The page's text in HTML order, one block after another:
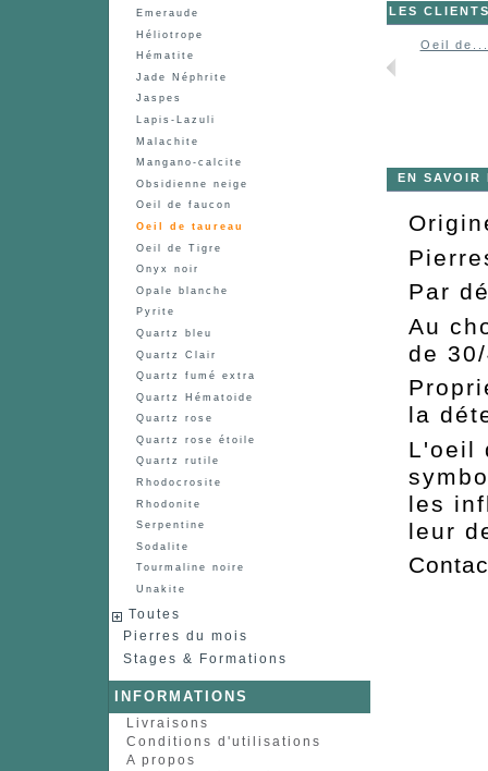
Emeraude
Héliotrope
Hématite
Jade Néphrite
Jaspes
Lapis-Lazuli
Malachite
Mangano-calcite
Obsidienne neige
Oeil de faucon
Oeil de taureau
Oeil de Tigre
Onyx noir
Opale blanche
Pyrite
Quartz bleu
Quartz Clair
Quartz fumé extra
Quartz Hématoide
Quartz rose
Quartz rose étoile
Quartz rutile
Rhodocrosite
Rhodonite
Serpentine
Sodalite
Tourmaline noire
Unakite
Toutes
Pierres du mois
Stages & Formations
INFORMATIONS
Livraisons
Conditions d'utilisations
A propos
LES
Oeil de...
EN SAVOIR
Par
Au
de
la
L'oeil
les
leur